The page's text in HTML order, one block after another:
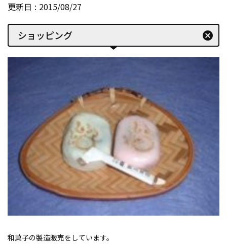
更新日 2015/08/27
ショッピング cancel
和菓子の製造販売をしています。